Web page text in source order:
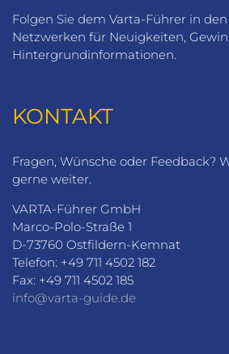
Folgen Sie dem Varta-Führer in
Netzwerken für Neuigkeiten,
Hintergrundinformationen.
KONTAKT
Fragen, Wünsche oder Feedback?
gerne weiter.
VARTA-Führer GmbH
Marco-Polo-Straße 1
D-73760 Ostfildern-Kemnat
Telefon: +49 711 4502 182
Fax: +49 711 4502 185
info@varta-guide.de